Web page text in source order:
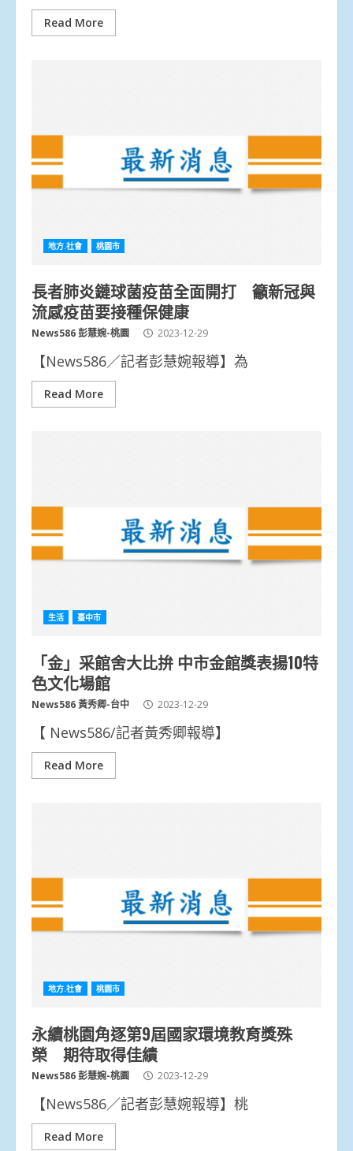
Read More
地方.社會 桃園市
長者肺炎鏈球菌疫苗全面開打 籲新冠與
流感疫苗要接種保健康
News586 彭慧婉-桃園 2023-12-29
【News586／記者彭慧婉報導】為
Read More
生活 臺中市
「金」采館舍大比拚 中市金館獎表揚10特
色文化場館
News586 黃秀卿-台中 2023-12-29
【 News586/記者黃秀卿報導】
Read More
地方.社會 桃園市
永續桃園角逐第9屆國家環境教育獎殊
榮 期待取得佳績
News586 彭慧婉-桃園 2023-12-29
【News586／記者彭慧婉報導】桃
Read More